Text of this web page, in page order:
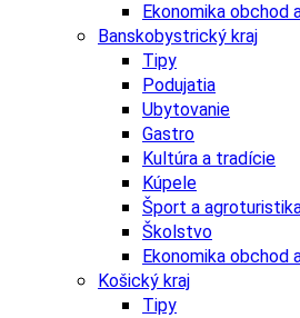
Ekonomika obchod
Banskobystrický kraj
Tipy
Podujatia
Ubytovanie
Gastro
Kultúra a tradície
Kúpele
Šport a
Školstvo
Ekonomika obchod
Košický kraj
Tipy